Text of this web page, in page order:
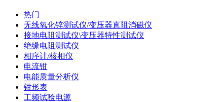
热门
无线氧化锌测试仪/变压器直阻消磁仪
接地电阻测试仪\变压器特性测试仪
绝缘电阻测试仪
相序计/核相仪
电流钳
电能质量分析仪
钳形表
工频试验电源